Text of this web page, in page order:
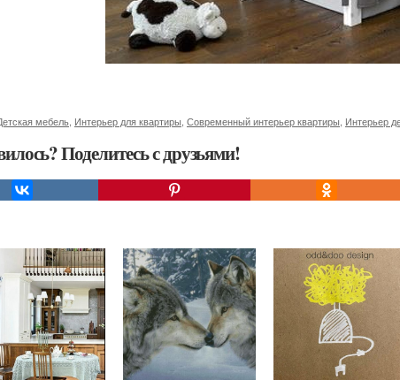
мебель Интерьер для квартиры Современный интерьер квартиры Интерьер
Поделитесь с друзьями!